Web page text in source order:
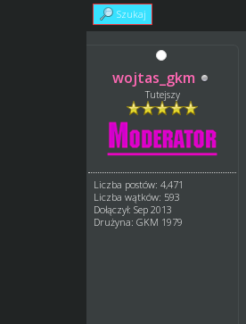
Szukaj
wojtas_gkm
Tutejszy
Liczba postów: 4,471
Liczba wątków: 593
Dołączył: Sep 2013
Drużyna: GKM 1979